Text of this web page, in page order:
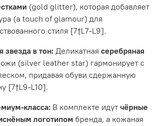
(gold glitter), которая добавляет
(a touch of glamour) для
стиля [7†L7-L9].
звезда в тон: Деликатная серебряная
(silver leather star) гармонирует с
придавая обуви сдержанную
[7†L9-L10].
класса: В комплекте идут чёрные
логотипом бренда, а кожаная